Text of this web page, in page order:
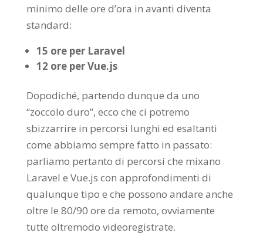
minimo delle ore d’ora in avanti diventa
standard:
15 ore per Laravel
12 ore per Vue.js
Dopodiché, partendo dunque da uno
“zoccolo duro”, ecco che ci potremo
sbizzarrire in percorsi lunghi ed esaltanti
come abbiamo sempre fatto in passato:
parliamo pertanto di percorsi che mixano
Laravel e Vue.js con approfondimenti di
qualunque tipo e che possono andare anche
oltre le 80/90 ore da remoto, ovviamente
tutte oltremodo videoregistrate.